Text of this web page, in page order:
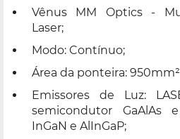
Vênus MM Optics -
Laser;
Modo: Contínuo;
Área da ponteira:
Emissores de Luz:
semicondutor GaAlAs
InGaN e AlInGaP;